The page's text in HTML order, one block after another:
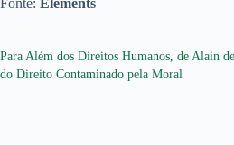
Fonte: Éléments
Para Além dos Direitos Humanos, de Alain
do Direito Contaminado pela Moral